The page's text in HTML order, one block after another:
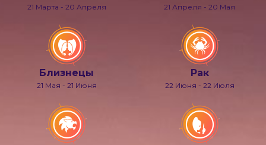
21 Марта - 20 Апреля 21 Апреля - 20 Мая
Близнецы
21 Мая - 21 Июня
Рак
22 Июня - 22 Июля